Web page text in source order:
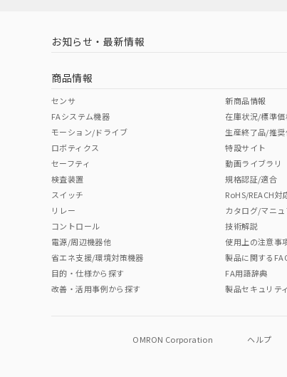
中国 RoHS 注意事項・凡例
中国 RoHS表
Pb Hg
"対応済み"や非含有の記載がされた商品であっても
非含有品が必要な際は、弊社営業部門もしくは販売
お知らせ・最新情報
商品情報
センサ
FAシステム機器
モーション/ドライブ
ロボティクス
セーフティ
検査装置
スイッチ
リレー
コントロール
電源/周辺機器他
省エネ支援/環境対策機器
目的・仕様から探す
改善・活用事例から探す
新商品情報
在庫状況/標準価
生産終了品/推奨
特設サイト
動画ライブラリ
規格認証/適合
RoHS/REACH対
カタログ/マニュ
技術解説
使用上の注意事
製品に関する
FA用語辞典
製品セキュリテ
OMRON Corporation ヘルプ